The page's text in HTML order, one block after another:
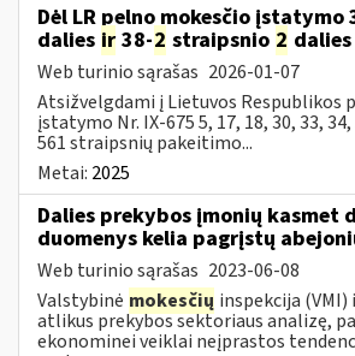
Dėl LR pelno mokesčio įstatymo
dalies ir 38-2 straipsnio 2 dalies
Web turinio sąrašas 2026-01-07
Atsižvelgdami į Lietuvos Respublikos
įstatymo Nr. IX-675 5, 17, 18, 30, 33, 34,
561 straipsnių pakeitimo...
Metai: 2025
Dalies prekybos įmonių kasmet
duomenys kelia pagrįstų
Web turinio sąrašas 2023-06-08
Valstybinė mokesčių inspekcija
atlikus prekybos sektoriaus analizę,
ekonominei veiklai neįprastos